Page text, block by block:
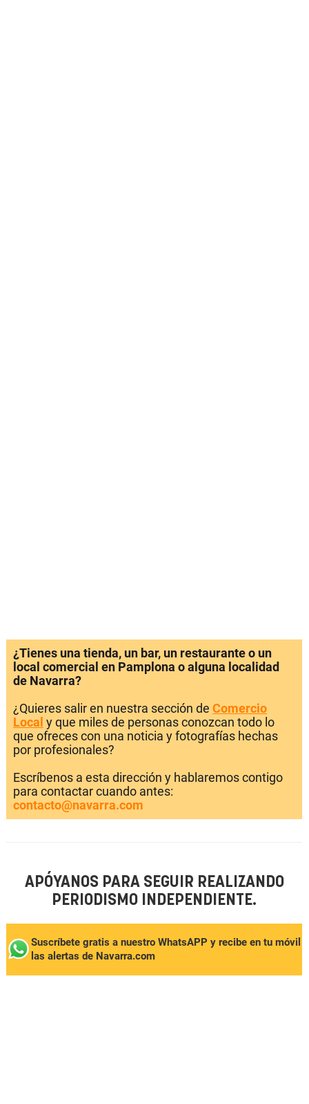
¿Tienes una tienda, un bar, un restaurante o un
local comercial en Pamplona o alguna localidad
de Navarra?
¿Quieres salir en nuestra sección de Comercio
Local y que miles de personas conozcan todo lo
que ofreces con una noticia y fotografías hechas
por profesionales?
Escríbenos a esta dirección y hablaremos contigo
para contactar cuando antes:
contacto@navarra.com
APÓYANOS PARA SEGUIR REALIZANDO
PERIODISMO INDEPENDIENTE.
Suscríbete gratis a nuestro WhatsAPP y recibe en tu móvil
las alertas de Navarra.com